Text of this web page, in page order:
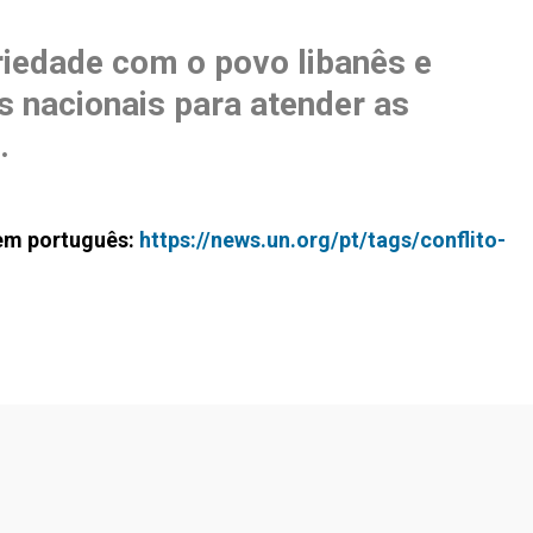
com o povo libanês e
nacionais para atender as
português: https://news.un.org/pt/tags/conflito-